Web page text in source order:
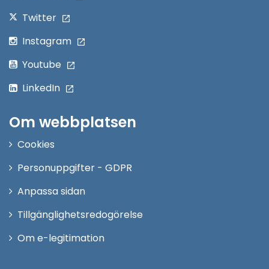
Twitter
Instagram
Youtube
LinkedIn
Om webbplatsen
Cookies
Personuppgifter - GDPR
Anpassa sidan
Tillgänglighetsredogörelse
Om e-legitimation